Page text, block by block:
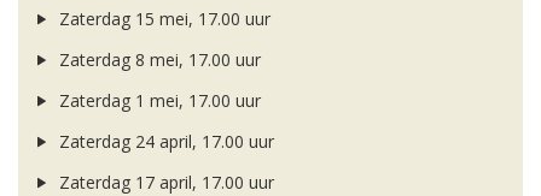
Zaterdag 15 mei, 17.00 uur
Zaterdag 8 mei, 17.00 uur
Zaterdag 1 mei, 17.00 uur
Zaterdag 24 april, 17.00 uur
Zaterdag 17 april, 17.00 uur